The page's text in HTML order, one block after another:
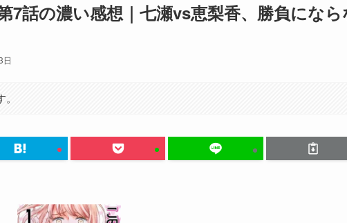
7話の濃い感想｜七瀬vs恵梨香、勝負になら
日